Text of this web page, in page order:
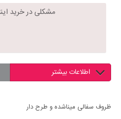
مشکلی در خرید
اطلاعات بیشتر
ظروف سفالی میناشده و طرح دار